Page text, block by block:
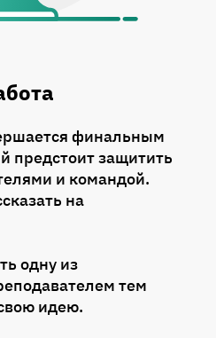
систему типов.
библиотеки: Result,
лямбда-функции
ошибок. Оператор ?.
Option
с Result,
приложения
финальным
предстоит защитить
и командой.
на
одну из
тем
идею.